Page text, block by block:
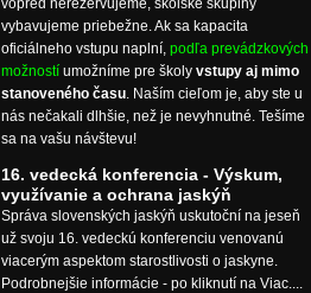
vopred nerezervujeme, školské skupiny
vybavujeme priebežne. Ak sa kapacita
oficiálneho vstupu naplní, podľa prevádzkových
možnostíumožníme pre školy vstupy aj mimo
stanoveného času. Naším cieľom je, aby ste u
nás nečakali dlhšie, než je nevyhnutné. Tešíme
sa na vašu návštevu!
16. vedecká konferencia - Výskum,
využívanie a ochrana jaskýň
Správa slovenských jaskýň uskutoční na jeseň
už svoju 16. vedeckú konferenciu venovanú
viacerým aspektom starostlivosti o jaskyne.
Podrobnejšie informácie - po kliknutí na Viac....